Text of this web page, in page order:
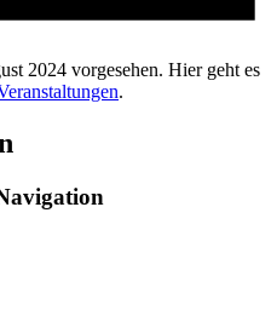
2024 vorgesehen. Hier geht es
.